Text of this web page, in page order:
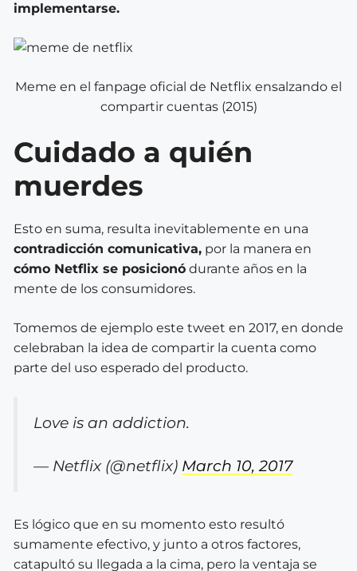
implementarse.
Meme en el fanpage oficial de Netflix ensalzando el
compartir cuentas (2015)
Cuidado a quién
muerdes
Esto en suma, resulta inevitablemente en una
contradicción comunicativa, por la manera en
cómo Netflix se posicionó durante años en la
mente de los consumidores.
Tomemos de ejemplo este tweet en 2017, en donde
celebraban la idea de compartir la cuenta como
parte del uso esperado del producto.
Love is an addiction.
— Netflix (@netflix) March 10, 2017
Es lógico que en su momento esto resultó
sumamente efectivo, y junto a otros factores,
catapultó su llegada a la cima, pero la ventaja se